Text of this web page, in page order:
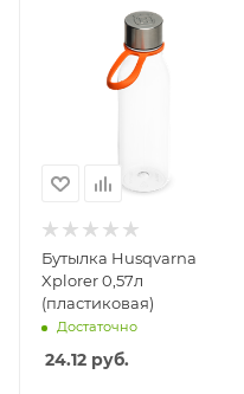
Бутылка Husqvarna
Xplorer 0,57л
(пластиковая)
Достаточно
24.12 руб.